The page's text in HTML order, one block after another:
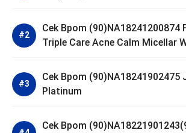
Cek Bpom (90)NA18241200874
Triple Care Acne Calm Micellar
Cek Bpom (90)NA18241902475
Platinum
Cek Bpom